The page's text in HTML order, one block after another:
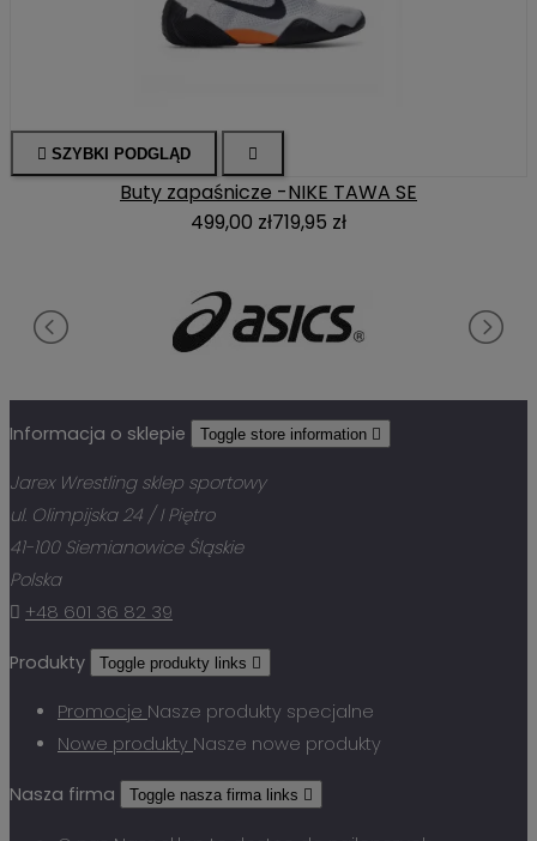
 SZYBKI PODGLĄD 
Buty zapaśnicze -NIKE TAWA SE
499,00 zł719,95 zł
Informacja o sklepie Toggle store information 
Jarex Wrestling sklep sportowy
ul. Olimpijska 24 / I Piętro
41-100 Siemianowice Śląskie
Polska
 +48 601 36 82 39
Produkty Toggle produkty links 
Promocje Nasze produkty specjalne
Nowe produkty Nasze nowe produkty
Nasza firma Toggle nasza firma links 